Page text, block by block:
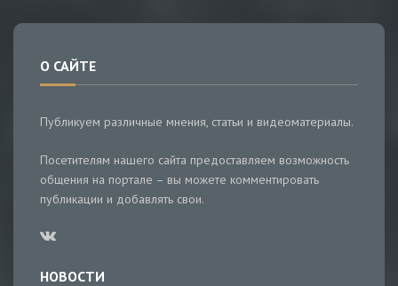
О САЙТЕ
Публикуем различные мнения, статьи и видеоматериалы.
Посетителям нашего сайта предоставляем возможность
общения на портале – вы можете комментировать
публикации и добавлять свои.
НОВОСТИ